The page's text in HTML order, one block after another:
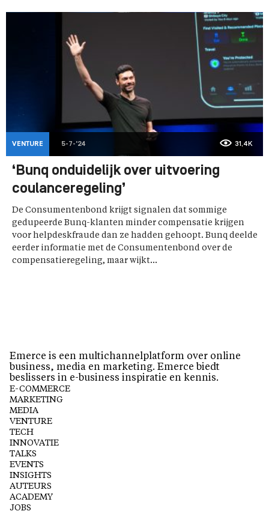
VENTURE 5-7-'24 31,4K
‘Bunq onduidelijk over uitvoering
coulanceregeling’
De Consumentenbond krijgt signalen dat sommige
gedupeerde Bunq-klanten minder compensatie krijgen
voor helpdeskfraude dan ze hadden gehoopt. Bunq deelde
eerder informatie met de Consumentenbond over de
compensatieregeling, maar wijkt...
Emerce is een multichannelplatform over online
business, media en marketing. Emerce biedt
beslissers in e-business inspiratie en kennis.
E-COMMERCE
MARKETING
MEDIA
VENTURE
TECH
INNOVATIE
TALKS
EVENTS
INSIGHTS
AUTEURS
ACADEMY
JOBS